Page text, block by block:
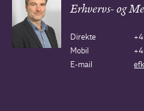
Erhvervs- og
Direkte
Mobil
E-mail